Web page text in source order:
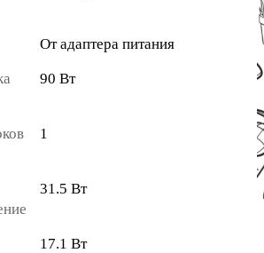
От адаптера питания
90 Вт
1
31.5 Вт
17.1 Вт